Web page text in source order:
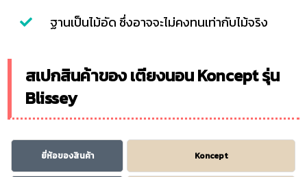
ฐานเป็นไม้อัด ซึ่งอาจจะไม่คงทนเท่ากับไม้จริง
สเปกสินค้าของ เตียงนอน Koncept รุ่น
Blissey
ยี่ห้อของสินค้า Koncept